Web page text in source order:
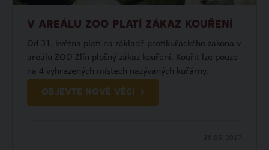
V AREÁLU ZOO PLATÍ ZÁKAZ KOUŘENÍ
Od 31. května platí na základě protikuřáckého zákona v
areálu ZOO Zlín plošný zákaz kouření. Kouřit lze pouze
na 4 vyhrazených místech nazývaných kuřárny.
OBJEVTE NOVÉ VĚCI